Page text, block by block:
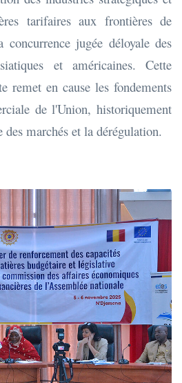
tarifaires aux frontières de
jugée déloyale des
et américaines. Cette
remet en cause les fondements
de l'Union, historiquement
marchés et la dérégulation.